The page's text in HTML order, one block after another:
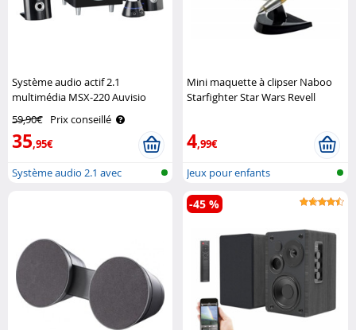
Système audio actif 2.1
multimédia MSX-220 Auvisio
59,90€ Prix conseillé
35,95€
Système audio 2.1 avec
Mini maquette à clipser Naboo
Starfighter Star Wars Revell
4,99€
Jeux pour enfants
-45 %